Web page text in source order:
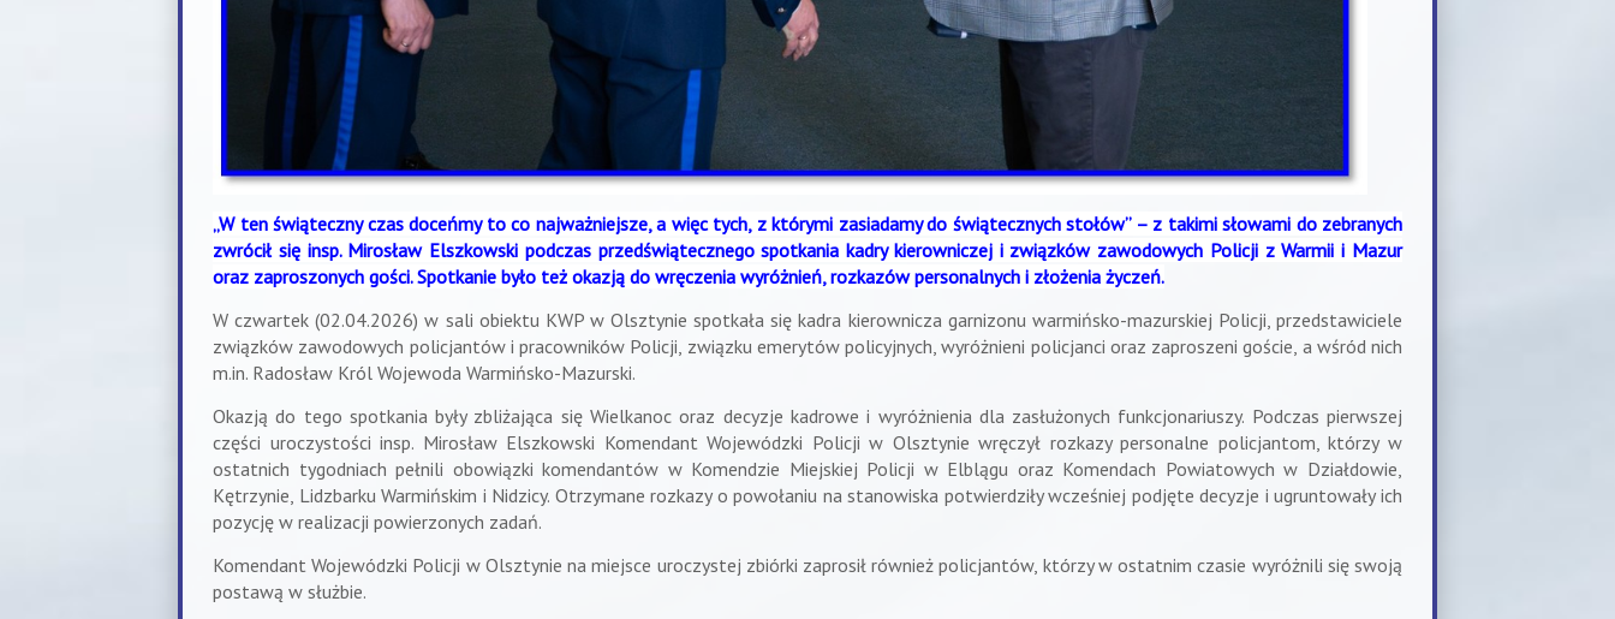
„W ten świąteczny czas doceńmy to co najważniejsze, a więc tych, z którymi zasiadamy do świątecznych stołów” – z takimi słowami do zebranych
zwrócił się insp. Mirosław Elszkowski podczas przedświątecznego spotkania kadry kierowniczej i związków zawodowych Policji z Warmii i Mazur
oraz zaproszonych gości. Spotkanie było też okazją do wręczenia wyróżnień, rozkazów personalnych i złożenia życzeń.
W czwartek (02.04.2026) w sali obiektu KWP w Olsztynie spotkała się kadra kierownicza garnizonu warmińsko-mazurskiej Policji, przedstawiciele
związków zawodowych policjantów i pracowników Policji, związku emerytów policyjnych, wyróżnieni policjanci oraz zaproszeni goście, a wśród nich
m.in. Radosław Król Wojewoda Warmińsko-Mazurski.
Okazją do tego spotkania były zbliżająca się Wielkanoc oraz decyzje kadrowe i wyróżnienia dla zasłużonych funkcjonariuszy. Podczas pierwszej
części uroczystości insp. Mirosław Elszkowski Komendant Wojewódzki Policji w Olsztynie wręczył rozkazy personalne policjantom, którzy w
ostatnich tygodniach pełnili obowiązki komendantów w Komendzie Miejskiej Policji w Elblągu oraz Komendach Powiatowych w Działdowie,
Kętrzynie, Lidzbarku Warmińskim i Nidzicy. Otrzymane rozkazy o powołaniu na stanowiska potwierdziły wcześniej podjęte decyzje i ugruntowały ich
pozycję w realizacji powierzonych zadań.
Komendant Wojewódzki Policji w Olsztynie na miejsce uroczystej zbiórki zaprosił również policjantów, którzy w ostatnim czasie wyróżnili się swoją
postawą w służbie.